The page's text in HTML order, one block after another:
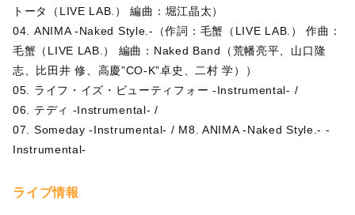
トータ（LIVE LAB.） 編曲：堀江晶太）
04. ANIMA -Naked Style.-（作詞：毛蟹（LIVE LAB.） 作曲：
毛蟹（LIVE LAB.） 編曲：Naked Band（荒幡亮平、山口隆
志、比田井 修、高慶”CO-K”卓史、二村 学））
05. ライフ・イズ・ビューティフォー -Instrumental- /
06. テディ -Instrumental- /
07. Someday -Instrumental- / M8. ANIMA -Naked Style.- -
Instrumental-
ライブ情報